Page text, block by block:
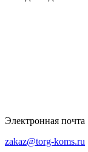
Электронная почта
zakaz@torg-koms.ru